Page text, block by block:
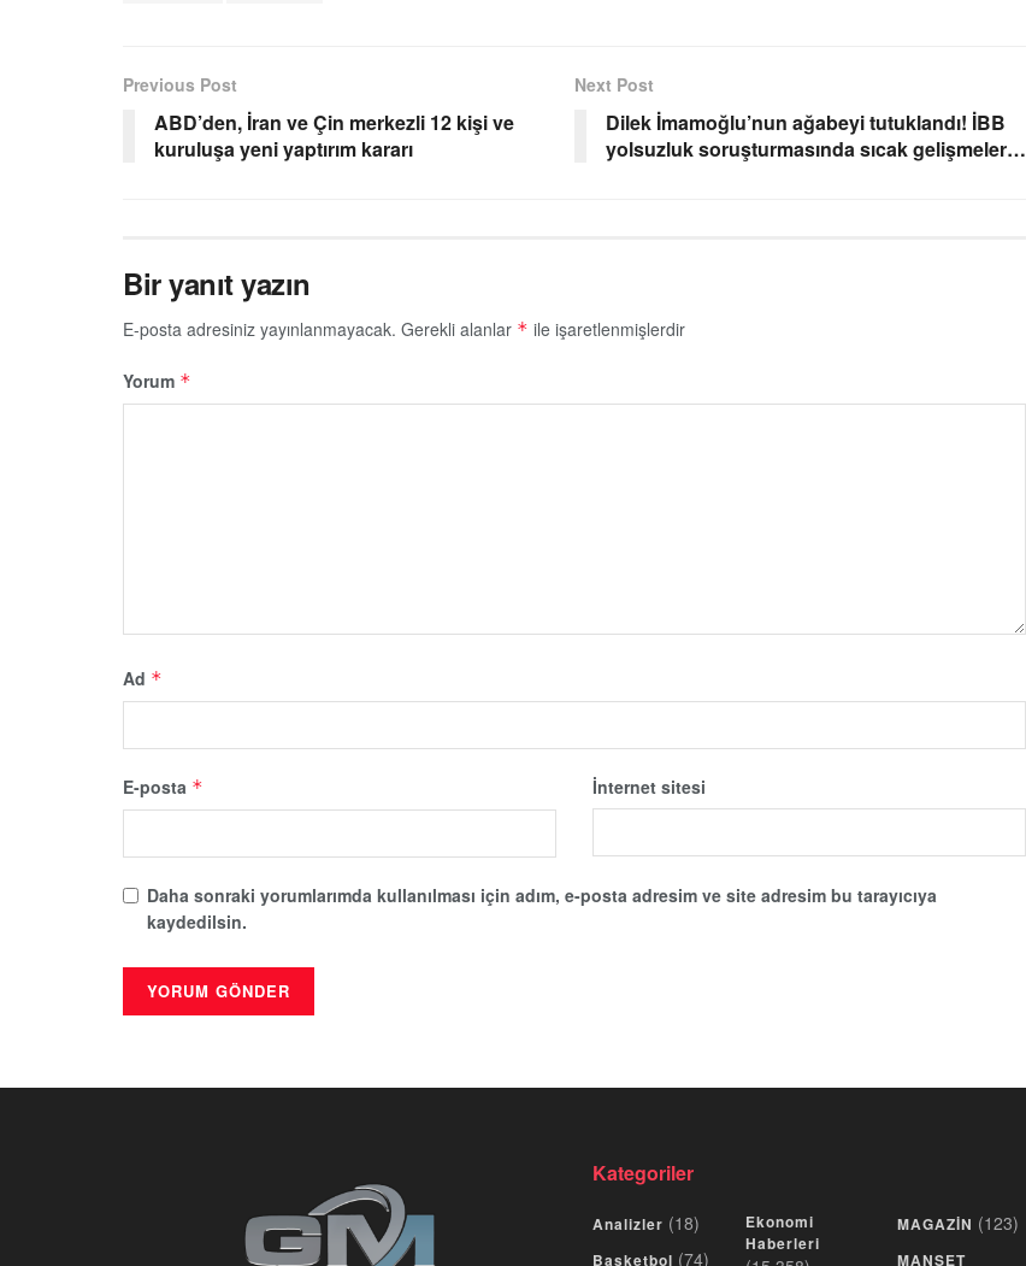
Previous Post
ABD’den, İran ve Çin merkezli 12 kişi ve
kuruluşa yeni yaptırım kararı
Next Post
Dilek İmamoğlu’nun ağabeyi tutuklandı! İBB
yolsuzluk soruşturmasında sıcak gelişmeler…
Bir yanıt yazın
E-posta adresiniz yayınlanmayacak. Gerekli alanlar * ile işaretlenmişlerdir
Yorum *
Ad *
E-posta * İnternet sitesi
Daha sonraki yorumlarımda kullanılması için adım, e-posta adresim ve site adresim bu tarayıcıya
kaydedilsin.
Kategoriler
Analizler (18)
Basketbol (74)
Ekonomi
Haberleri
MAGAZİN (123)
MANŞET